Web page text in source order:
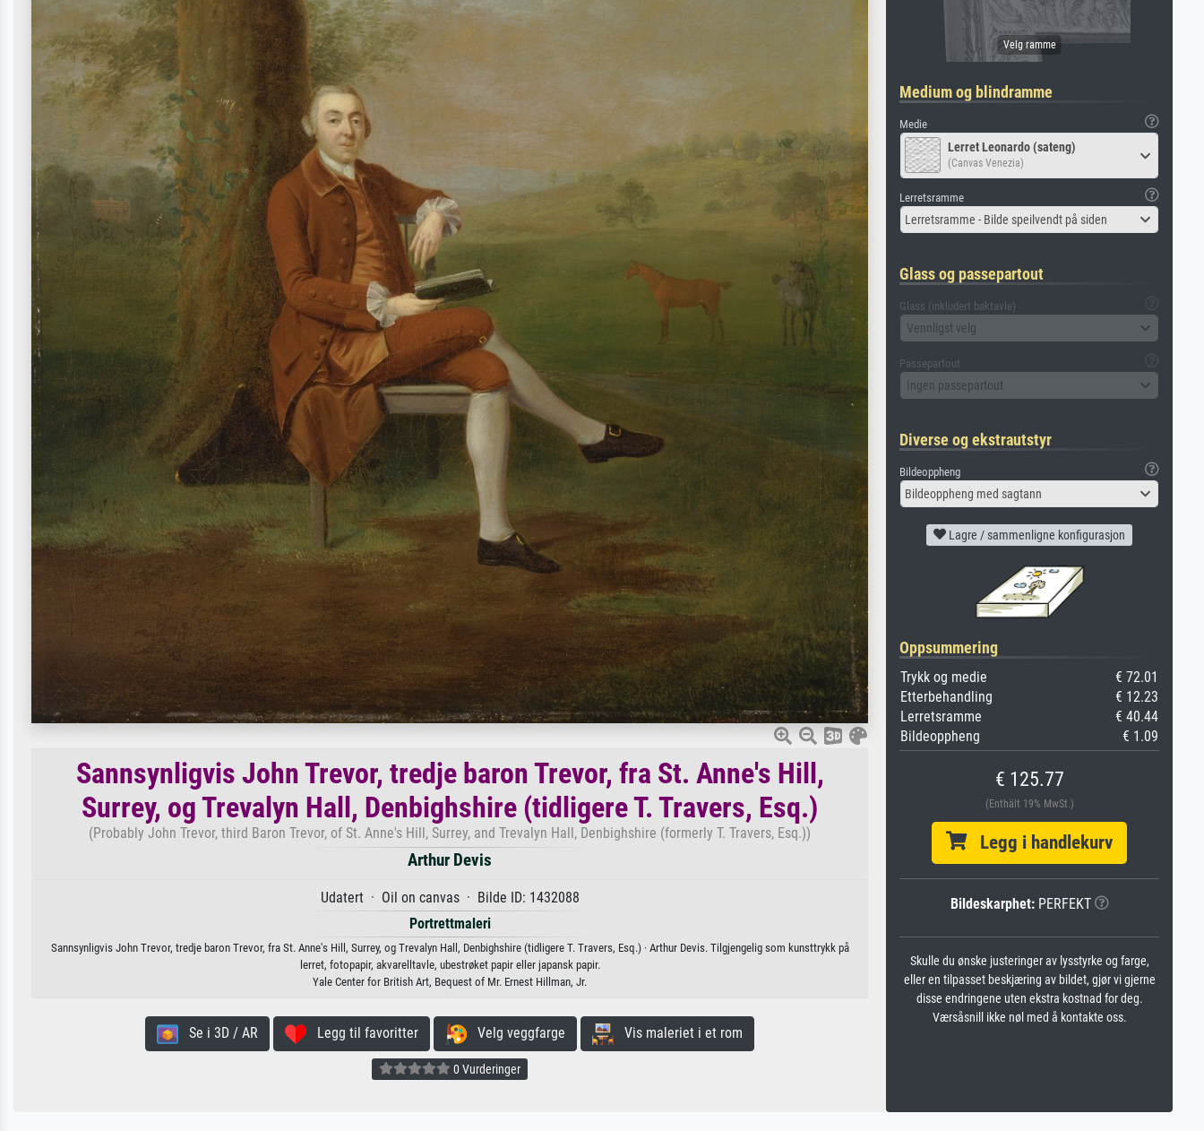
Sannsynligvis John Trevor, tredje baron Trevor, fra St. Anne's Hill,
Surrey, og Trevalyn Hall, Denbighshire (tidligere T. Travers, Esq.)
(Probably John Trevor, third Baron Trevor, of St. Anne's Hill, Surrey, and Trevalyn Hall, Denbighshire (formerly T. Travers, Esq.))
Arthur Devis
Udatert · Oil on canvas · Bilde ID: 1432088
Portrettmaleri
Sannsynligvis John Trevor, tredje baron Trevor, fra St. Anne's Hill, Surrey, og Trevalyn Hall, Denbighshire (tidligere T. Travers, Esq.) · Arthur Devis. Tilgjengelig som kunsttrykk på
lerret, fotopapir, akvarelltavle, ubestrøket papir eller japansk papir.
Yale Center for British Art, Bequest of Mr. Ernest Hillman, Jr.
Se i 3D / AR Legg til favoritter Velg veggfarge Vis maleriet i et rom
0 Vurderinger
Medium og blindramme
Medie
Lerret Leonardo (sateng)
(Canvas Venezia)
Lerretsramme
Lerretsramme - Bilde speilvendt på siden
Glass og passepartout
Glass (inkludert baktavle)
Vennligst velg
Passepartout
Ingen passepartout
Diverse og ekstrautstyr
Bildeoppheng
Bildeoppheng med sagtann
Lagre / sammenligne konfigurasjon
Oppsummering
Trykk og medie
€ 72.01
Etterbehandling
€ 12.23
Lerretsramme
€ 40.44
Bildeoppheng
€ 1.09
€ 125.77
(Enthält 19% MwSt.)
Legg i handlekurv
Bildeskarphet:PERFEKT
Skulle du ønske justeringer av lysstyrke og farge,
eller en tilpasset beskjæring av bildet, gjør vi gjerne
disse endringene uten ekstra kostnad for deg.
Værsåsnill ikke nøl med å kontakte oss.